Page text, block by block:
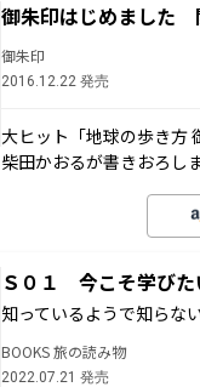
御朱印はじめました
御朱印
2016.12.22 発売
大ヒット「地球の歩き方
柴田かおるが書きおろし
Ｓ０１ 今こそ学びた
知っているようで知ら
BOOKS 旅の読み物
2022.07.21 発売